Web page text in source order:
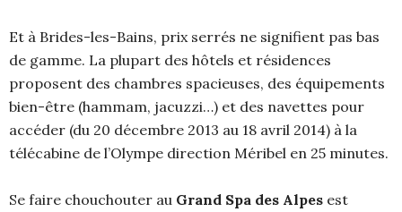
Et à Brides-les-Bains, prix serrés ne signifient pas bas
de gamme. La plupart des hôtels et résidences
proposent des chambres spacieuses, des équipements
bien-être (hammam, jacuzzi…) et des navettes pour
accéder (du 20 décembre 2013 au 18 avril 2014) à la
télécabine de l’Olympe direction Méribel en 25 minutes.
Se faire chouchouter au Grand Spa des Alpes est